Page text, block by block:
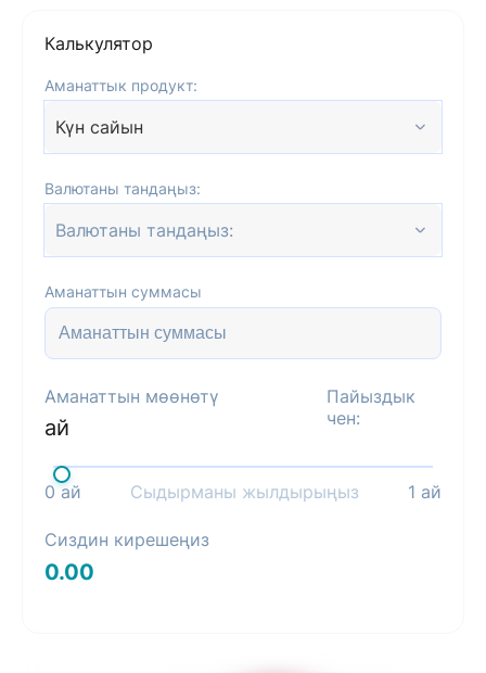
Калькулятор
Аманаттык продукт:
Күн сайын
Валютаны тандаңыз:
Валютаны тандаңыз:
Аманаттын суммасы
Аманаттын мөөнөтү
ай
Пайыздык
чен:
0 ай Сыдырманы жылдырыңыз 1 ай
Сиздин кирешеңиз
0.00